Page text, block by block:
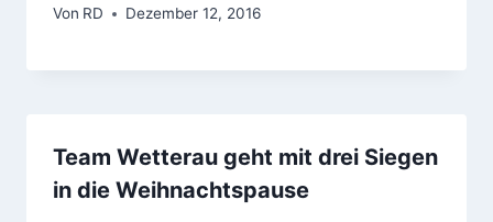
Von RD Dezember 12, 2016
Team Wetterau geht mit drei Siegen
in die Weihnachtspause